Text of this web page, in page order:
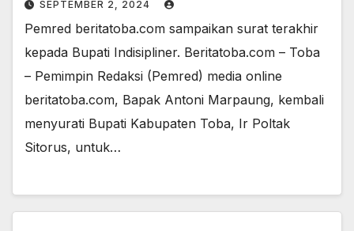
SEPTEMBER 2, 2024
Pemred beritatoba.com sampaikan surat terakhir
kepada Bupati Indisipliner. Beritatoba.com – Toba
– Pemimpin Redaksi (Pemred) media online
beritatoba.com, Bapak Antoni Marpaung, kembali
menyurati Bupati Kabupaten Toba, Ir Poltak
Sitorus, untuk…